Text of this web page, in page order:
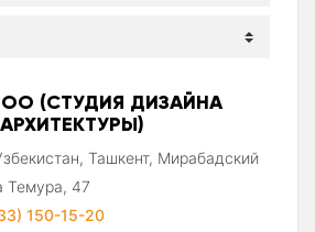
(СТУДИЯ ДИЗАЙНА
Ташкент, Мирабадский
Темура, 47
150-15-20